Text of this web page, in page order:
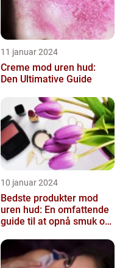
11 januar 2024
Creme mod uren hud:
Den Ultimative Guide
10 januar 2024
Bedste produkter mod
uren hud: En omfattende
guide til at opnå smuk og